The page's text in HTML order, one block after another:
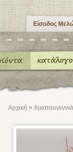
Είσοδος
Αρχική >